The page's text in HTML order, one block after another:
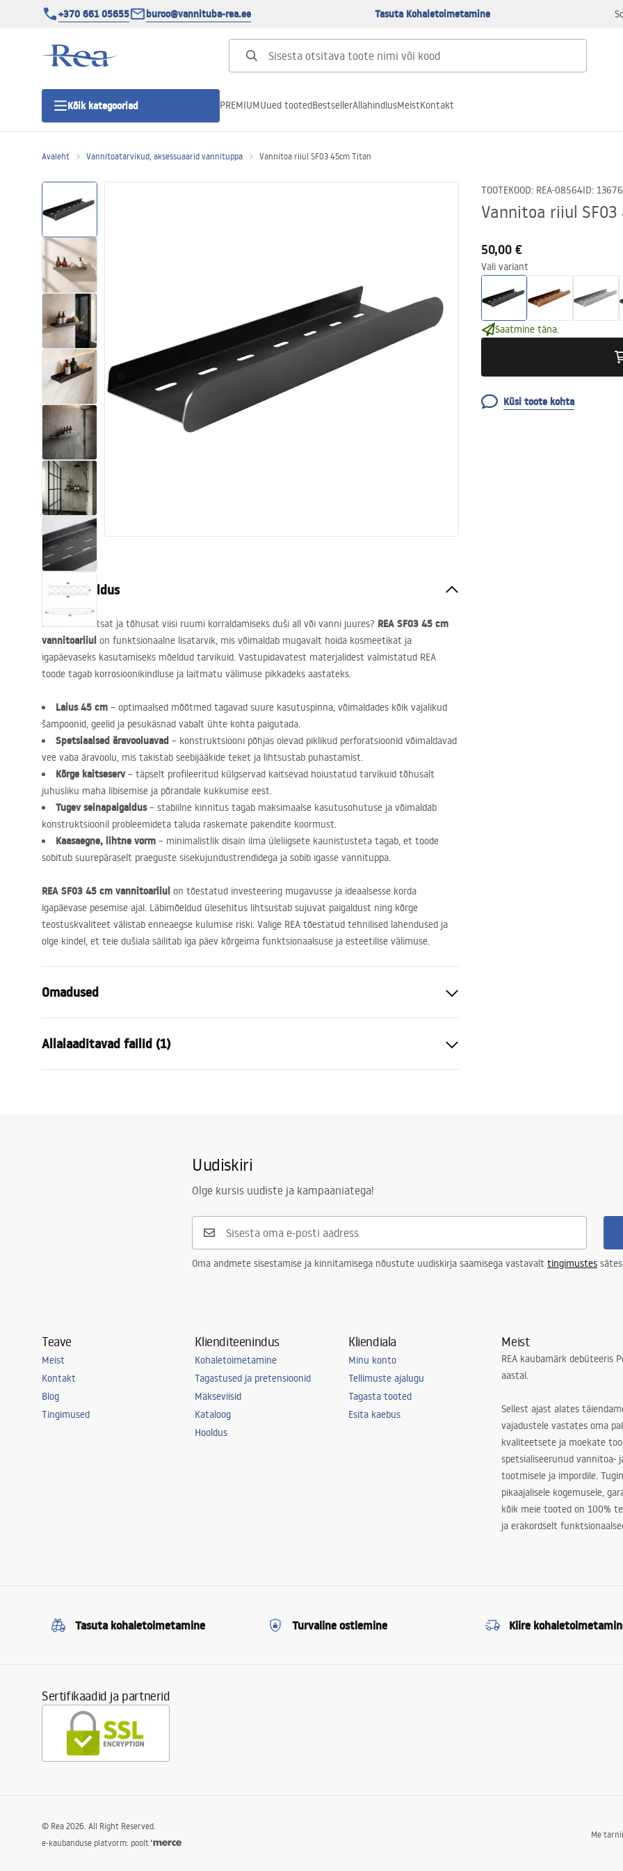
+370 661 05655 buroo@vannituba-rea.ee Tasuta Kohaletoimetamine
Kõik kategooriad
Duši uks
Vannitoa dušialused
Lineaarne duši äravool
Tualettruumid
Vajub ära
Vannid ja ekraanid
Vannitoa segistid
Vannitoas dušid
Köök
Vannitoa tarvikud
PREMIUMUued tootedBestsellerAllahindlusMeistKontakt
Avaleht Vannitoatarvikud, aksessuaarid vannituppa Vannitoa riiul SF03 45cm Titan
TOOTEKOOD: REA-08564ID: 13676
Vannitoa riiul
50,00 €
Vali variant
Saatmine täna.
Küsi toote kohta
Tootekirjeldus
Kas otsite lihtsat ja tõhusat viisi ruumi korraldamiseks duši all või vanni juures? REA SF03 45 cm
vannitoariiul on funktsionaalne lisatarvik, mis võimaldab mugavalt hoida kosmeetikat ja
igapäevaseks kasutamiseks mõeldud tarvikuid. Vastupidavatest materjalidest valmistatud REA
toode tagab korrosioonikindluse ja laitmatu välimuse pikkadeks aastateks.
Laius 45 cm – optimaalsed mõõtmed tagavad suure kasutuspinna, võimaldades kõik vajalikud
šampoonid, geelid ja pesukäsnad vabalt ühte kohta paigutada.
Spetsiaalsed äravooluavad – konstruktsiooni põhjas olevad piklikud perforatsioonid võimaldavad
vee vaba äravoolu, mis takistab seebijääkide teket ja lihtsustab puhastamist.
Kõrge kaitseserv– täpselt profileeritud külgservad kaitsevad hoiustatud tarvikuid tõhusalt
juhusliku maha libisemise ja põrandale kukkumise eest.
Tugev seinapaigaldus– stabiilne kinnitus tagab maksimaalse kasutusohutuse ja võimaldab
konstruktsioonil probleemideta taluda raskemate pakendite koormust.
Kaasaegne, lihtne vorm – minimalistlik disain ilma üleliigsete kaunistusteta tagab, et toode
sobitub suurepäraselt praeguste sisekujundustrendidega ja sobib igasse vannituppa.
REA SF03 45 cm vannitoariiul on tõestatud investeering mugavusse ja ideaalsesse korda
igapäevase pesemise ajal. Läbimõeldud ülesehitus lihtsustab sujuvat paigaldust ning kõrge
teostuskvaliteet välistab enneaegse kulumise riski. Valige REA tõestatud tehnilised lahendused ja
olge kindel, et teie dušiala säilitab iga päev kõrgeima funktsionaalsuse ja esteetilise välimuse.
Omadused
Materjal
Paigaldusviis
Kruvitav
Allalaaditavad failid (1)
Uudiskiri
Olge kursis uudiste ja kampaaniatega!
Oma andmete sisestamise ja kinnitamisega nõustute uudiskirja saamisega vastavalt tingimustes
Teave
Meist
Kontakt
Blog
Tingimused
Klienditeenindus
Kohaletoimetamine
Tagastused ja pretensioonid
Makseviisid
Kataloog
Hooldus
Kliendiala
Minu konto
Tellimuste ajalugu
Tagasta tooted
Esita kaebus
Meist
REA kaubamärk debüteeris
aastal.
Sellest ajast alates
vajadustele vastates oma
kvaliteetsete ja moekate
spetsialiseerunud vannitoa-
tootmisele ja impordile.
pikaajalisele kogemusele,
kõik meie tooted on 100%
ja erakordselt
Tasuta kohaletoimetamine Turvaline ostlemine Kiire
Sertifikaadid ja partnerid
Me
© Rea 2026. All Right Reserved.
e-kaubanduse platvorm: poolt